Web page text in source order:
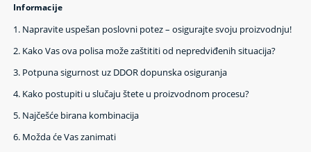
Informacije
1. Napravite uspešan poslovni potez – osigurajte svoju proizvodnju!
2. Kako Vas ova polisa može zaštititi od nepredviđenih situacija?
3. Potpuna sigurnost uz DDOR dopunska osiguranja
4. Kako postupiti u slučaju štete u proizvodnom procesu?
5. Najčešće birana kombinacija
6. Možda će Vas zanimati